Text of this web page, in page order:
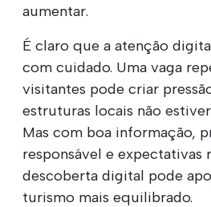
aumentar.
É claro que a atenção
com cuidado. Uma vaga
visitantes pode criar
estruturas locais não
Mas com boa informação,
responsável e expectativas
descoberta digital pode
turismo mais equilibrado.